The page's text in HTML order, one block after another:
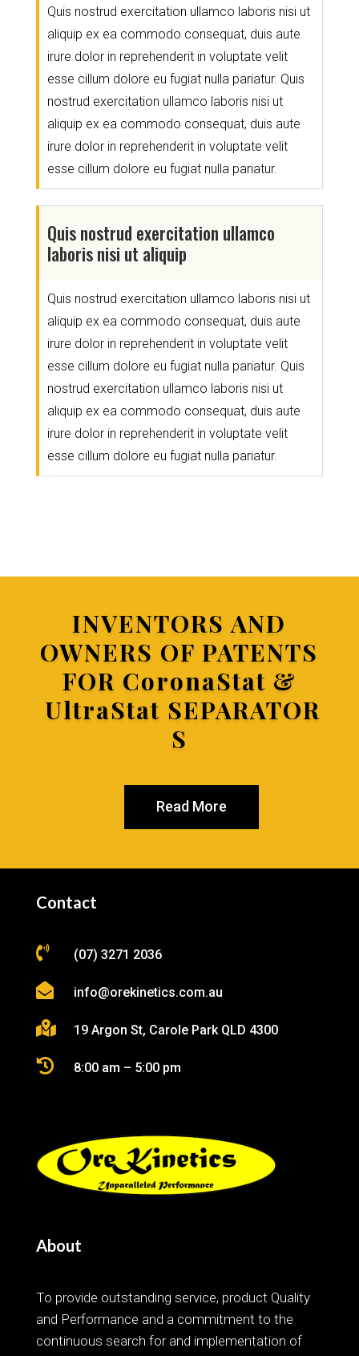
Quis nostrud exercitation ullamco laboris nisi ut
aliquip ex ea commodo consequat, duis aute
irure dolor in reprehenderit in voluptate velit
esse cillum dolore eu fugiat nulla pariatur. Quis
nostrud exercitation ullamco laboris nisi ut
aliquip ex ea commodo consequat, duis aute
irure dolor in reprehenderit in voluptate velit
esse cillum dolore eu fugiat nulla pariatur.
Quis nostrud exercitation ullamco
laboris nisi ut aliquip
Quis nostrud exercitation ullamco laboris nisi ut
aliquip ex ea commodo consequat, duis aute
irure dolor in reprehenderit in voluptate velit
esse cillum dolore eu fugiat nulla pariatur. Quis
nostrud exercitation ullamco laboris nisi ut
aliquip ex ea commodo consequat, duis aute
irure dolor in reprehenderit in voluptate velit
esse cillum dolore eu fugiat nulla pariatur.
INVENTORS AND
OWNERS OF PATENTS
FOR CoronaStat &
UltraStat SEPARATOR
S
Read More
Contact
 (07) 3271 2036
 info@orekinetics.com.au
 19 Argon St, Carole Park QLD 4300
 8:00 am – 5:00 pm
About
To provide outstanding service, product Quality
and Performance and a commitment to the
continuous search for and implementation of